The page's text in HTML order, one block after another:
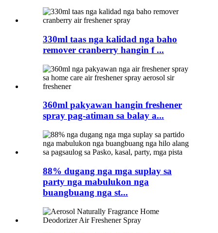
330ml taas nga kalidad nga baho
remover cranberry hangin f ...
360ml pakyawan hangin freshener
spray pag-atiman sa balay a...
88% dugang nga mga suplay sa
party nga mabulukon nga
buangbuang nga st...